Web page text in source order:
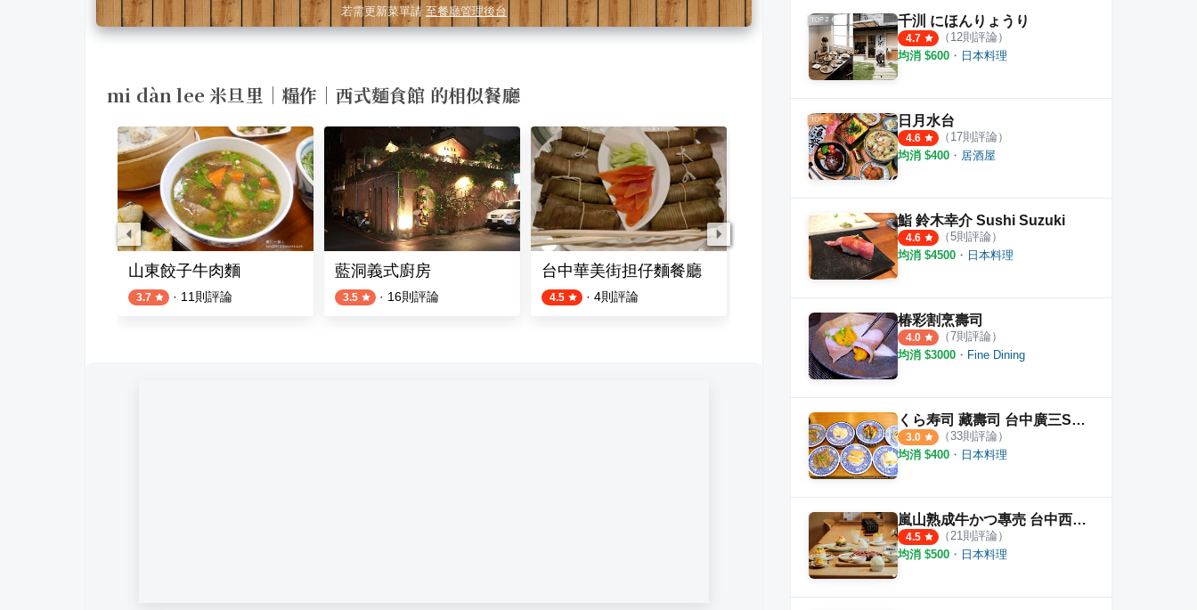
若需更新菜單請 至餐廳管理後台
mi dàn lee 米旦里｜糧作｜西式麵食館 的相似餐廳
山東餃子牛肉麵
3.7 · 11則評論
藍洞義式廚房
3.5 · 16則評論
台中華美街担仔麵餐廳
4.5 · 4則評論
法森小館
千汌 にほんりょうり
4.7 （ 12則評論）
均消 $600 ・ 日本料理
日月水台
4.6 （ 17則評論）
均消 $400 ・ 居酒屋
鮨 鈴木幸介 Sushi Suzuki
4.6 （5則評論）
均消 $4500 ・ 日本料理
椿彩割烹壽司
4.0 （7則評論）
均消 $3000 ・ Fine Dining
くら寿司 藏壽司 台中廣三SOGO店
3.0 （33則評論）
均消 $400 ・ 日本料理
嵐山熟成牛かつ專売 台中西區健行店
4.5 （21則評論）
均消 $500 ・ 日本料理